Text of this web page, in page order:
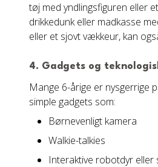
tøj med yndlingsfiguren eller
drikkedunk eller madkasse
eller et sjovt vækkeur, kan
4. Gadgets og
Mange 6-årige er nysgerrige
simple gadgets som:
Børnevenligt kamera
Walkie-talkies
Interaktive robotdyr eller